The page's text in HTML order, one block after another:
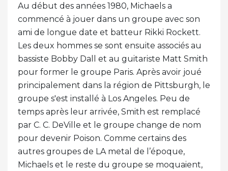
Au début des années 1980, Michaels a
commencé à jouer dans un groupe avec son
ami de longue date et batteur Rikki Rockett.
Les deux hommes se sont ensuite associés au
bassiste Bobby Dall et au guitariste Matt Smith
pour former le groupe Paris. Après avoir joué
principalement dans la région de Pittsburgh, le
groupe s'est installé à Los Angeles. Peu de
temps après leur arrivée, Smith est remplacé
par C. C. DeVille et le groupe change de nom
pour devenir Poison. Comme certains des
autres groupes de LA metal de l’époque,
Michaels et le reste du groupe se moquaient,